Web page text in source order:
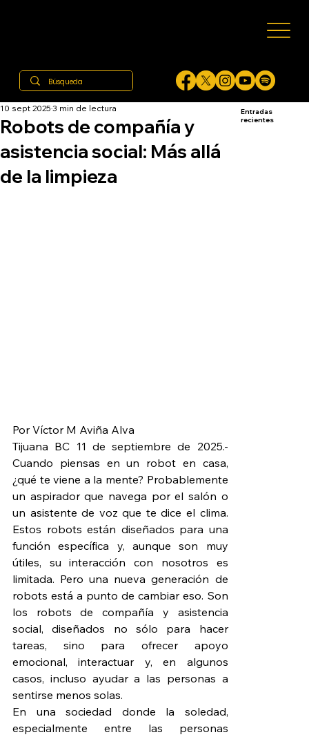
Robots de compañía y
asistencia social: Más allá
de la limpieza
10 sept 2025 3 min de lectura
Por Víctor M Aviña Alva
Tijuana BC 11 de septiembre de 2025.-
Cuando piensas en un robot en casa,
¿qué te viene a la mente? Probablemente
un aspirador que navega por el salón o
un asistente de voz que te dice el clima.
Estos robots están diseñados para una
función específica y, aunque son muy
útiles, su interacción con nosotros es
limitada. Pero una nueva generación de
robots está a punto de cambiar eso. Son
los robots de compañía y asistencia
social, diseñados no sólo para hacer
tareas, sino para ofrecer apoyo
emocional, interactuar y, en algunos
casos, incluso ayudar a las personas a
sentirse menos solas.
En una sociedad donde la soledad,
especialmente entre las personas
Entradas
recientes